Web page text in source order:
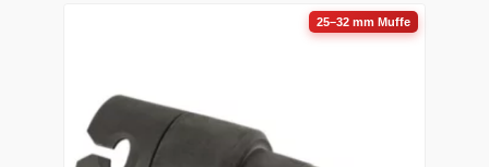
25–32 mm Muffe